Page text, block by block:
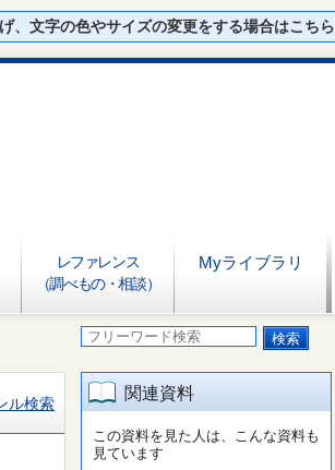
、文字の色やサイズの変更をする場合はこちら
レファレンス
（調べもの・相談）
Myライブラリ
ル検索
関連資料
この資料を見た人は、こんな資料も
見ています